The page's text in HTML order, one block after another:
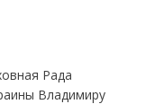
Рада
Владимиру